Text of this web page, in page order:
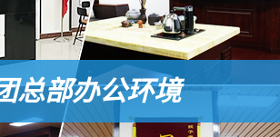
总部办公环境